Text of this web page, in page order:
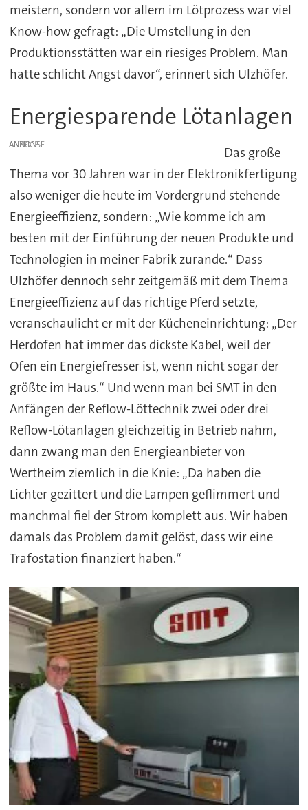
meistern, sondern vor allem im Lötprozess war viel
Know-how gefragt: „Die Umstellung in den
Produktionsstätten war ein riesiges Problem. Man
hatte schlicht Angst davor“, erinnert sich Ulzhöfer.
Energiesparende Lötanlagen
ANZEIGE
Das große
Thema vor 30 Jahren war in der Elektronikfertigung
also weniger die heute im Vordergrund stehende
Energieeffizienz, sondern: „Wie komme ich am
besten mit der Einführung der neuen Produkte und
Technologien in meiner Fabrik zurande.“ Dass
Ulzhöfer dennoch sehr zeitgemäß mit dem Thema
Energieeffizienz auf das richtige Pferd setzte,
veranschaulicht er mit der Kücheneinrichtung: „Der
Herdofen hat immer das dickste Kabel, weil der
Ofen ein Energiefresser ist, wenn nicht sogar der
größte im Haus.“ Und wenn man bei SMT in den
Anfängen der Reflow-Löttechnik zwei oder drei
Reflow-Lötanlagen gleichzeitig in Betrieb nahm,
dann zwang man den Energieanbieter von
Wertheim ziemlich in die Knie: „Da haben die
Lichter gezittert und die Lampen geflimmert und
manchmal fiel der Strom komplett aus. Wir haben
damals das Problem damit gelöst, dass wir eine
Trafostation finanziert haben.“